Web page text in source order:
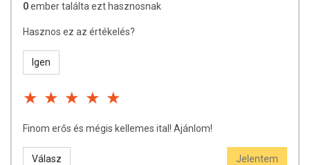
0ember találta ezt hasznosnak
Hasznos ez az értékelés?
Igen
Finom erős és mégis kellemes ital! Ajánlom!
Válasz Jelentem